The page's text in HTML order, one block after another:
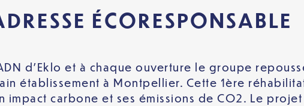
ÉCORESPONSABLE
d’Eklo et à chaque ouverture le groupe
établissement à Montpellier. Cette 1ère
carbone et ses émissions de CO2. Le